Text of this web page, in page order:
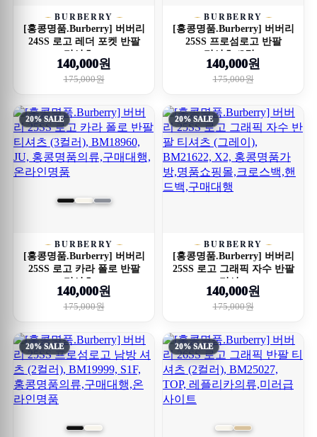
BURBERRY
[홍콩명품.Burberry] 버버리
24SS 로고 레더 포켓 반팔
티셔츠 ...
140,000원
175,000원
BURBERRY
[홍콩명품.Burberry] 버버리
25SS 프로섬로고 반팔
티셔츠 (2컬...
140,000원
175,000원
20% SALE
BURBERRY
[홍콩명품.Burberry] 버버리
25SS 로고 카라 폴로 반팔
티셔츠 ...
140,000원
175,000원
20% SALE
BURBERRY
[홍콩명품.Burberry] 버버리
25SS 로고 그래픽 자수 반팔
티셔...
140,000원
175,000원
20% SALE 20% SALE